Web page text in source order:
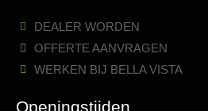
DEALER WORDEN
OFFERTE AANVRAGEN
WERKEN BIJ BELLA VISTA
Openingstijden